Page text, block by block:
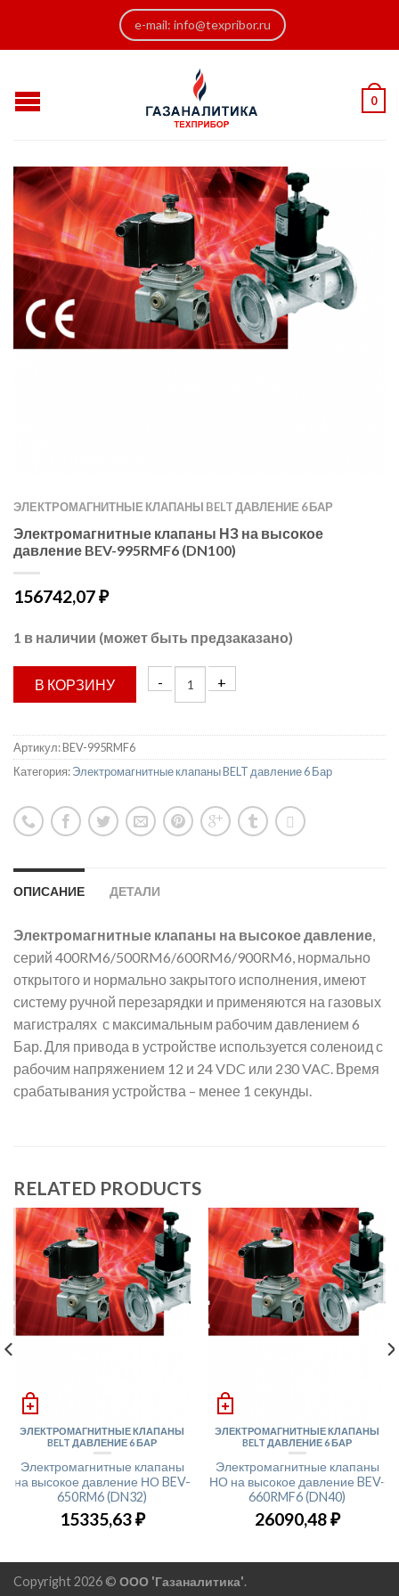
e-mail: info@texpribor.ru
0
ЭЛЕКТРОМАГНИТНЫЕ КЛАПАНЫ BELT ДАВЛЕНИЕ 6 БАР
Электромагнитные клапаны НЗ на высокое
давление BEV-995RMF6 (DN100)
156742,07₽
1 в наличии (может быть предзаказано)
В КОРЗИНУ
Артикул:BEV-995RMF6
Категория:Электромагнитные клапаны BELT давление 6 Бар
ОПИСАНИЕ ДЕТАЛИ
Электромагнитные клапаны на высокое давление,
серий 400RM6/500RM6/600RM6/900RM6, нормально
открытого и нормально закрытого исполнения, имеют
систему ручной перезарядки и применяются на газовых
магистралях с максимальным рабочим давлением 6
Бар. Для привода в устройстве используется соленоид с
рабочим напряжением 12 и 24 VDC или 230 VAC. Время
срабатывания устройства – менее 1 секунды.
RELATED PRODUCTS
ЭЛЕКТРОМАГНИТНЫЕ КЛАПАНЫ
BELT ДАВЛЕНИЕ 6 БАР
Электромагнитные клапаны
на высокое давление НО BEV-
650RM6 (DN32)
15335,63₽
ЭЛЕКТРОМАГНИТНЫЕ КЛАПАНЫ
BELT ДАВЛЕНИЕ 6 БАР
Электромагнитные клапаны
НО на высокое давление BEV-
660RMF6 (DN40)
26090,48₽
Copyright 2026 © ООО 'Газаналитика'.